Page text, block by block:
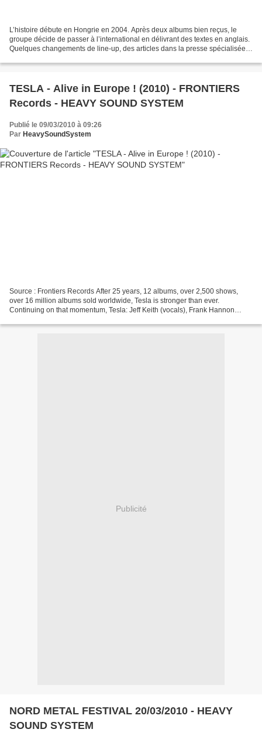
L’histoire débute en Hongrie en 2004. Après deux albums bien reçus, le
groupe décide de passer à l’international en délivrant des textes en anglais.
Quelques changements de line-up, des articles dans la presse spécialisée
TESLA - Alive in Europe ! (2010) - FRONTIERS
Records - HEAVY SOUND SYSTEM
Publié le 09/03/2010 à 09:26
Par HeavySoundSystem
Source : Frontiers Records After 25 years, 12 albums, over 2,500 shows,
over 16 million albums sold worldwide, Tesla is stronger than ever.
Continuing on that momentum, Tesla: Jeff Keith (vocals), Frank Hannon
Publicité
NORD METAL FESTIVAL 20/03/2010 - HEAVY
SOUND SYSTEM